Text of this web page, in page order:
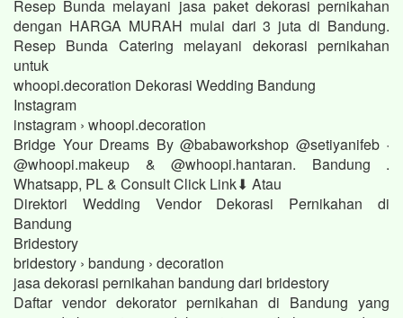
Resep Bunda melayani jasa paket dekorasi pernikahan
dengan HARGA MURAH mulai dari 3 juta di Bandung.
Resep Bunda Catering melayani dekorasi pernikahan
untuk
whoopi.decoration Dekorasi Wedding Bandung
Instagram
instagram › whoopi.decoration
Bridge Your Dreams By @babaworkshop @setiyanifeb ·
@whoopi.makeup & @whoopi.hantaran. Bandung .
Whatsapp, PL & Consult Click Link⬇ Atau
Direktori Wedding Vendor Dekorasi Pernikahan di
Bandung
Bridestory
bridestory › bandung › decoration
jasa dekorasi pernikahan bandung dari bridestory
Daftar vendor dekorator pernikahan di Bandung yang